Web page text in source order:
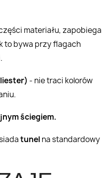
materiału, zapobiega
to bywa przy flagach
- nie traci kolorów
ściegiem.
tunel na standardowy